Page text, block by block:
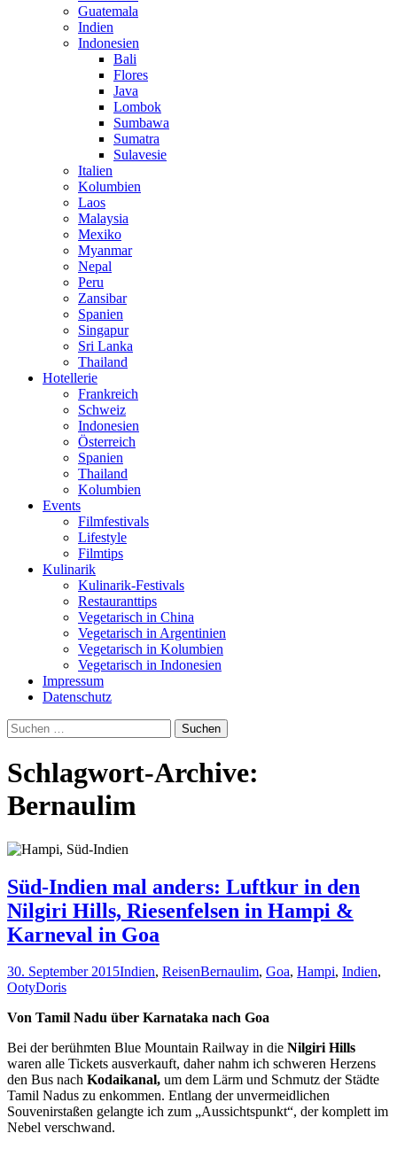
Guatemala
Indien
Indonesien
Bali
Flores
Java
Lombok
Sumbawa
Sumatra
Sulavesie
Italien
Kolumbien
Laos
Malaysia
Mexiko
Myanmar
Nepal
Peru
Zansibar
Spanien
Singapur
Sri Lanka
Thailand
Hotellerie
Frankreich
Schweiz
Indonesien
Österreich
Spanien
Thailand
Kolumbien
Events
Filmfestivals
Lifestyle
Filmtips
Kulinarik
Kulinarik-Festivals
Restauranttips
Vegetarisch in China
Vegetarisch in Argentinien
Vegetarisch in Kolumbien
Vegetarisch in Indonesien
Impressum
Datenschutz
Suchen
nach:
Schlagwort-Archive:
Bernaulim
Süd-Indien mal anders: Luftkur in den
Nilgiri Hills, Riesenfelsen in Hampi &
Karneval in Goa
30. September 2015Indien, ReisenBernaulim, Goa, Hampi, Indien,
OotyDoris
Von Tamil Nadu über Karnataka nach Goa
Bei der berühmten Blue Mountain Railway in die Nilgiri Hills
waren alle Tickets ausverkauft, daher nahm ich schweren Herzens
den Bus nach Kodaikanal, um dem Lärm und Schmutz der Städte
Tamil Nadus zu enkommen. Entlang der unvermeidlichen
Souvenirstaßen gelangte ich zum „Aussichtspunkt“, der komplett im
Nebel verschwand.